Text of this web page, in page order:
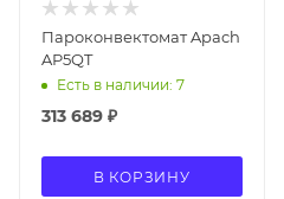
Пароконвектомат Apach
AP5QT
Есть в наличии: 7
313 689₽
В КОРЗИНУ